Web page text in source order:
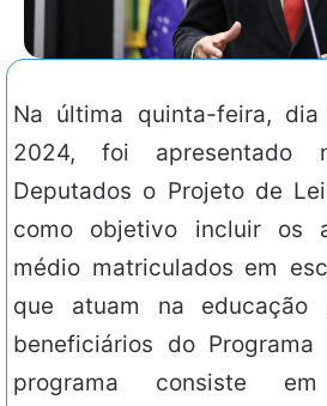
Na última quinta-feira,
2024, foi apresentado
Deputados o Projeto de
como objetivo incluir os
médio matriculados em
que atuam na educação
beneficiários do Programa
programa consiste